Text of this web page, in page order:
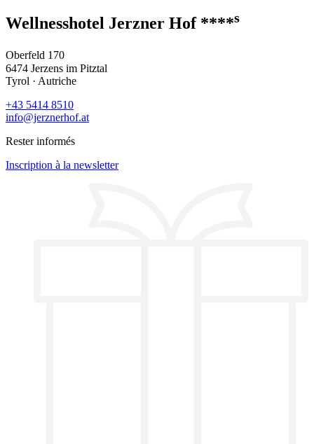
Wellnesshotel Jerzner Hof ****s
Oberfeld 170
6474 Jerzens im Pitztal
Tyrol · Autriche
+43 5414 8510
info@jerznerhof.at
Rester informés
Inscription à la newsletter